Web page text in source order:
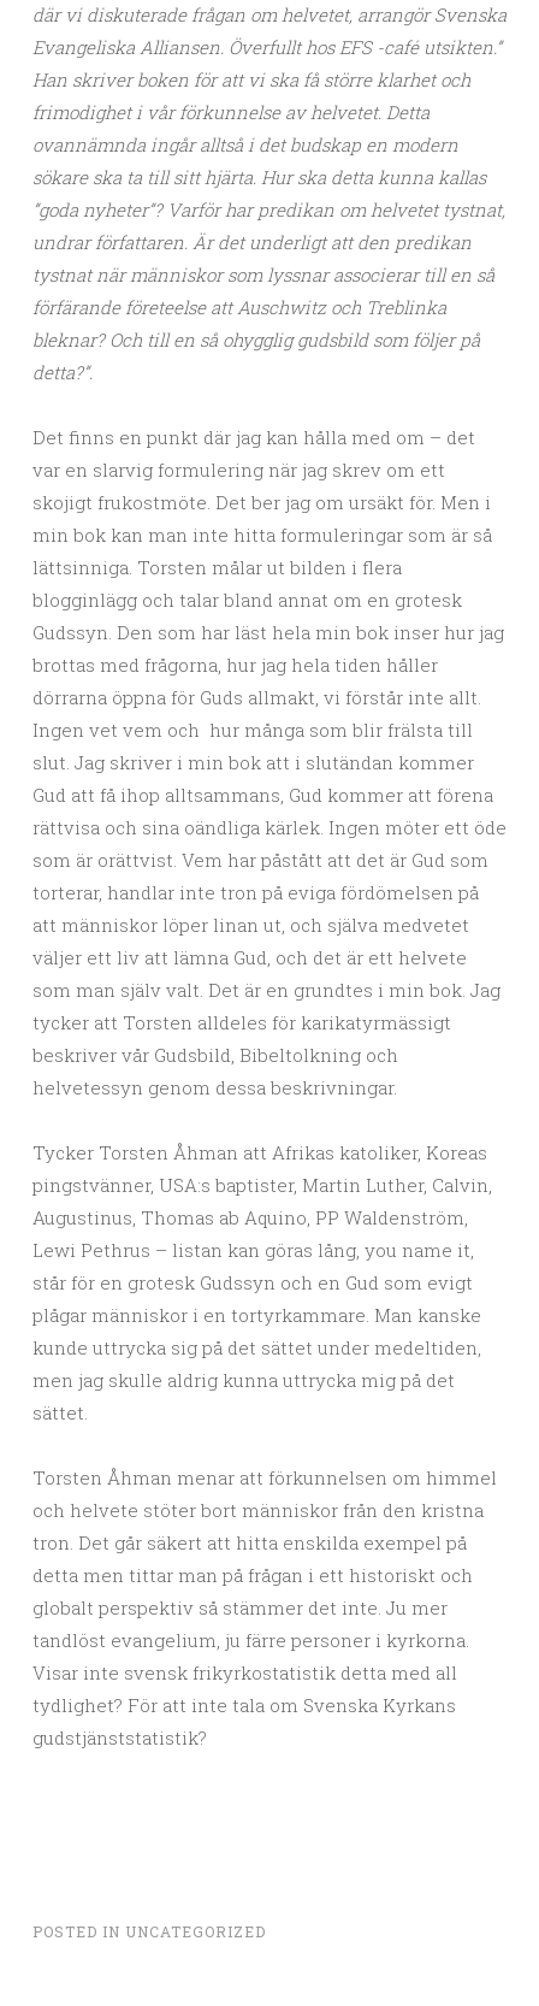
där vi diskuterade frågan om helvetet, arrangör Svenska
Evangeliska Alliansen. Överfullt hos EFS -café utsikten.”
Han skriver boken för att vi ska få större klarhet och
frimodighet i vår förkunnelse av helvetet. Detta
ovannämnda ingår alltså i det budskap en modern
sökare ska ta till sitt hjärta. Hur ska detta kunna kallas
”goda nyheter”? Varför har predikan om helvetet tystnat,
undrar författaren. Är det underligt att den predikan
tystnat när människor som lyssnar associerar till en så
förfärande företeelse att Auschwitz och Treblinka
bleknar? Och till en så ohygglig gudsbild som följer på
detta?”.
Det finns en punkt där jag kan hålla med om – det
var en slarvig formulering när jag skrev om ett
skojigt frukostmöte. Det ber jag om ursäkt för. Men i
min bok kan man inte hitta formuleringar som är så
lättsinniga. Torsten målar ut bilden i flera
blogginlägg och talar bland annat om en grotesk
Gudssyn. Den som har läst hela min bok inser hur jag
brottas med frågorna, hur jag hela tiden håller
dörrarna öppna för Guds allmakt, vi förstår inte allt.
Ingen vet vem och hur många som blir frälsta till
slut. Jag skriver i min bok att i slutändan kommer
Gud att få ihop alltsammans, Gud kommer att förena
rättvisa och sina oändliga kärlek. Ingen möter ett öde
som är orättvist. Vem har påstått att det är Gud som
torterar, handlar inte tron på eviga fördömelsen på
att människor löper linan ut, och själva medvetet
väljer ett liv att lämna Gud, och det är ett helvete
som man själv valt. Det är en grundtes i min bok. Jag
tycker att Torsten alldeles för karikatyrmässigt
beskriver vår Gudsbild, Bibeltolkning och
helvetessyn genom dessa beskrivningar.
Tycker Torsten Åhman att Afrikas katoliker, Koreas
pingstvänner, USA:s baptister, Martin Luther, Calvin,
Augustinus, Thomas ab Aquino, PP Waldenström,
Lewi Pethrus – listan kan göras lång, you name it,
står för en grotesk Gudssyn och en Gud som evigt
plågar människor i en tortyrkammare. Man kanske
kunde uttrycka sig på det sättet under medeltiden,
men jag skulle aldrig kunna uttrycka mig på det
sättet.
Torsten Åhman menar att förkunnelsen om himmel
och helvete stöter bort människor från den kristna
tron. Det går säkert att hitta enskilda exempel på
detta men tittar man på frågan i ett historiskt och
globalt perspektiv så stämmer det inte. Ju mer
tandlöst evangelium, ju färre personer i kyrkorna.
Visar inte svensk frikyrkostatistik detta med all
tydlighet? För att inte tala om Svenska Kyrkans
gudstjänststatistik?
POSTED IN UNCATEGORIZED